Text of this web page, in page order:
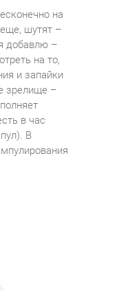
на
шутят –
добавлю –
на то,
и запайки
зрелище –
в час
В